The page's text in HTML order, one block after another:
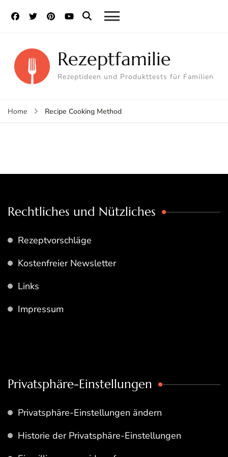
Rezeptfamilie
Rezeptideen und Produkttests für Familien
Home Recipe Cooking Method
Rechtliches und Nützliches
Rezeptvorschläge
Kostenfreier Newsletter
Links
Impressum
Privatsphäre-Einstellungen
Privatsphäre-Einstellungen ändern
Historie der Privatsphäre-Einstellungen